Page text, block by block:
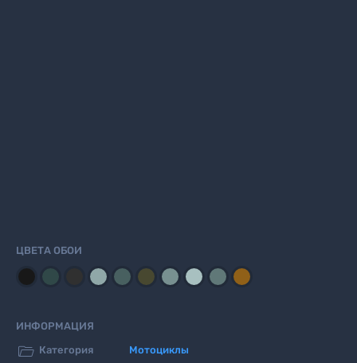
ЦВЕТА ОБОИ
ИНФОРМАЦИЯ
 Категория Мотоциклы